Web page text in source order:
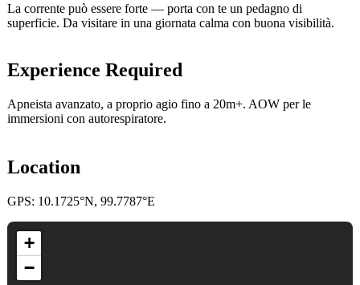
La corrente può essere forte — porta con te un pedagno di
superficie. Da visitare in una giornata calma con buona visibilità.
Experience Required
Apneista avanzato, a proprio agio fino a 20m+. AOW per le
immersioni con autorespiratore.
Location
GPS: 10.1725°N, 99.7787°E
+
−